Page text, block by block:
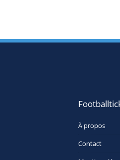
À propos
Contact